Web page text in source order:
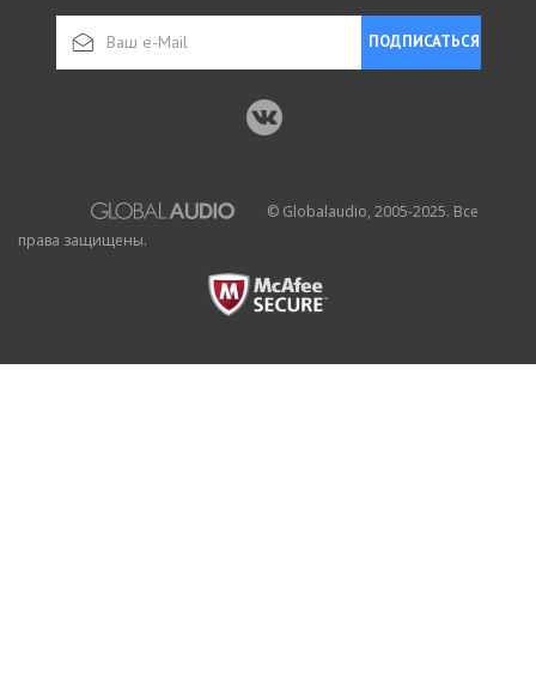
ПОДПИСАТЬСЯ
© Globalaudio, 2005-2025. Все
права защищены.